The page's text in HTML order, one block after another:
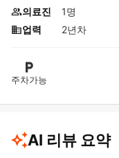
의료진
1명
업력
2년차
주차가능
AI 리뷰 요약